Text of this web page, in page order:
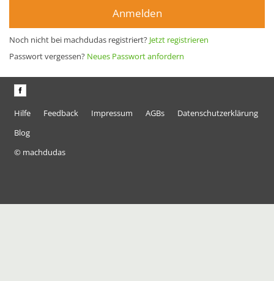
Anmelden
Noch nicht bei machdudas registriert? Jetzt registrieren
Passwort vergessen? Neues Passwort anfordern
Hilfe Feedback Impressum AGBs
Datenschutzerklärung
Blog
© machdudas